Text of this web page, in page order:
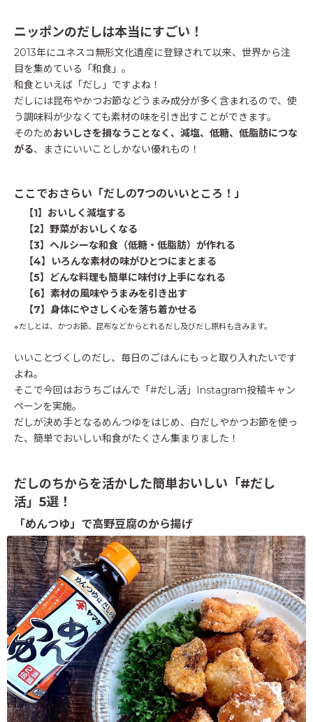
ニッポンのだしは本当にすごい！
2013年にユネスコ無形文化遺産に登録されて以来、世界から注
目を集めている「和食」。
和食といえば「だし」ですよね！
だしには昆布やかつお節などうまみ成分が多く含まれるので、使
う調味料が少なくても素材の味を引き出すことができます。
そのためおいしさを損なうことなく、減塩、低糖、低脂肪につな
がる、まさにいいことしかない優れもの！
ここでおさらい「だしの7つのいいところ！」
【1】おいしく減塩する
【2】野菜がおいしくなる
【3】ヘルシーな和食（低糖・低脂肪）が作れる
【4】いろんな素材の味がひとつにまとまる
【5】どんな料理も簡単に味付け上手になれる
【6】素材の風味やうまみを引き出す
【7】身体にやさしく心を落ち着かせる
※だしとは、かつお節、昆布などからとれるだし及びだし原料も含みます。
いいことづくしのだし、毎日のごはんにもっと取り入れたいです
よね。
そこで今回はおうちごはんで「#だし活」Instagram投稿キャン
ペーンを実施。
だしが決め手となるめんつゆをはじめ、白だしやかつお節を使っ
た、簡単でおいしい和食がたくさん集まりました！
だしのちからを活かした簡単おいしい「#だし
活」5選！
「めんつゆ」で高野豆腐のから揚げ